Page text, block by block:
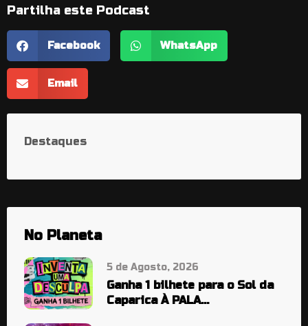
Partilha este Podcast
Facebook WhatsApp
Email
Destaques
No Planeta
5 de Agosto, 2026
Ganha 1 bilhete para o Sol da
Caparica À PALA…